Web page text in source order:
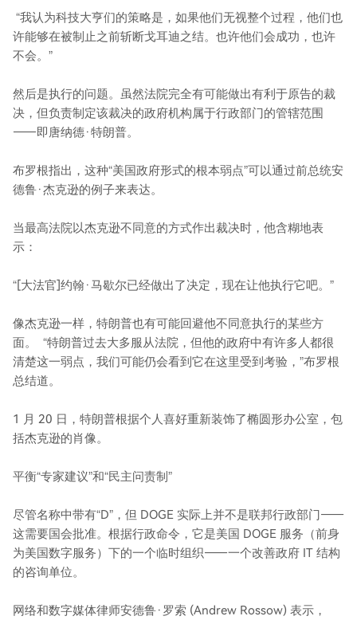
“我认为科技大亨们的策略是，如果他们无视整个过程，他们也
许能够在被制止之前斩断戈耳迪之结。也许他们会成功，也许
不会。”
然后是执行的问题。虽然法院完全有可能做出有利于原告的裁
决，但负责制定该裁决的政府机构属于行政部门的管辖范围
——即唐纳德·特朗普。
布罗根指出，这种“美国政府形式的根本弱点”可以通过前总统安
德鲁·杰克逊的例子来表达。
当最高法院以杰克逊不同意的方式作出裁决时，他含糊地表
示：
“[大法官]约翰·马歇尔已经做出了决定，现在让他执行它吧。”
像杰克逊一样，特朗普也有可能回避他不同意执行的某些方
面。 “特朗普过去大多服从法院，但他的政府中有许多人都很
清楚这一弱点，我们可能仍会看到它在这里受到考验，”布罗根
总结道。
1 月 20 日，特朗普根据个人喜好重新装饰了椭圆形办公室，包
括杰克逊的肖像。
平衡“专家建议”和“民主问责制”
尽管名称中带有“D”，但 DOGE 实际上并不是联邦行政部门——
这需要国会批准。根据行政命令，它是美国 DOGE 服务（前身
为美国数字服务）下的一个临时组织——一个改善政府 IT 结构
的咨询单位。
网络和数字媒体律师安德鲁·罗索 (Andrew Rossow) 表示，